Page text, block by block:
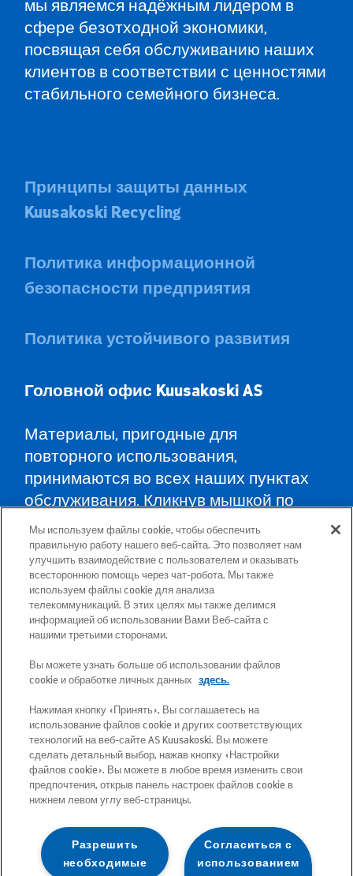
мы являемся надёжным лидером в
сфере безотходной экономики,
посвящая себя обслуживанию наших
клиентов в соответствии с ценностями
стабильного семейного бизнеса.
Принципы защиты данных
Kuusakoski Recycling
Политика информационной
безопасности предприятия
Политика устойчивого развития
Головной офис Kuusakoski AS
Материалы, пригодные для
повторного использования,
принимаются во всех наших пунктах
обслуживания. Кликнув мышкой по
карте, Вы найдёте пункты
обслуживания во всех уездах и
указания, как туда доехать.
Почтовый адрес: Betooni 12, 13816 Tallinn
(Эстония)
Бесплатный короткий номер 13660
Все адреса электронной почты имеют
следующий формат:
имя.фамилия@kuusakoski.com (за
исключением случаев, когда в
контактной информации указаны
другие данные).
Чтобы просмотреть контактную
Мы используем файлы cookie, чтобы обеспечить
правильную работу нашего веб-сайта. Это позволяет нам
улучшить взаимодействие с пользователем и оказывать
всестороннюю помощь через чат-робота. Мы также
используем файлы cookie для анализа
телекоммуникаций. В этих целях мы также делимся
информацией об использовании Вами Веб-сайта с
нашими третьими сторонами.
Вы можете узнать больше об использовании файлов
cookie и обработке личных данных
здесь.
Нажимая кнопку «Принять», Вы соглашаетесь на
использование файлов cookie и других соответствующих
технологий на веб-сайте AS Kuusakoski. Вы можете
сделать детальный выбор, нажав кнопку «Настройки
файлов cookie». Вы можете в любое время изменить свои
предпочтения, открыв панель настроек файлов cookie в
нижнем левом углу веб-страницы.
Согласиться с
использованием
Разрешить
необходимые